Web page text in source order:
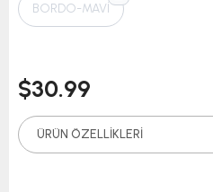
BORDO-MAVİ
$30.99
ÜRÜN ÖZELLIKLERI